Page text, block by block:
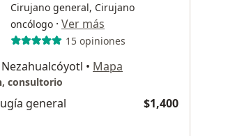
Cirujano general, Cirujano
oncólogo · Ver más
15 opiniones
• Mapa
consultorio
general $1,400